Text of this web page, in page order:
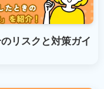
リスクと対策ガイ